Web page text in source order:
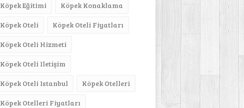
Köpek Eğitimi Köpek Konaklama
Köpek Oteli Köpek Oteli Fiyatları
Köpek Oteli Hizmeti
Köpek Oteli Iletişim
Köpek Oteli Istanbul Köpek Otelleri
Köpek Otelleri Fiyatları